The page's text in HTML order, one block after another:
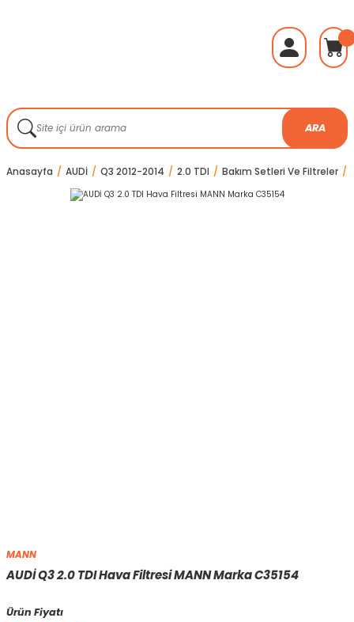
ARA
Anasayfa AUDİ Q3 2012-2014 2.0 TDI Bakım Setleri Ve Filtreler
MANN
AUDİ Q3 2.0 TDI Hava Filtresi MANN Marka C35154
Ürün Fiyatı